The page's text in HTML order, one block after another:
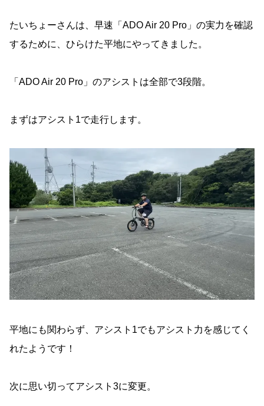
たいちょーさんは、早速「ADO Air 20 Pro」の実力を確認
するために、ひらけた平地にやってきました。
「ADO Air 20 Pro」のアシストは全部で3段階。
まずはアシスト1で走行します。
平地にも関わらず、アシスト1でもアシスト力を感じてく
れたようです！
次に思い切ってアシスト3に変更。